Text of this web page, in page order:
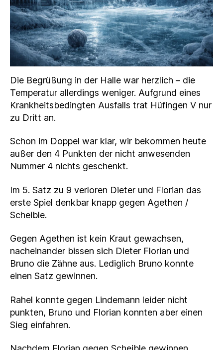
Die Begrüßung in der Halle war herzlich – die
Temperatur allerdings weniger. Aufgrund eines
Krankheitsbedingten Ausfalls trat Hüfingen V nur
zu Dritt an.
Schon im Doppel war klar, wir bekommen heute
außer den 4 Punkten der nicht anwesenden
Nummer 4 nichts geschenkt.
Im 5. Satz zu 9 verloren Dieter und Florian das
erste Spiel denkbar knapp gegen Agethen /
Scheible.
Gegen Agethen ist kein Kraut gewachsen,
nacheinander bissen sich Dieter Florian und
Bruno die Zähne aus. Lediglich Bruno konnte
einen Satz gewinnen.
Rahel konnte gegen Lindemann leider nicht
punkten, Bruno und Florian konnten aber einen
Sieg einfahren.